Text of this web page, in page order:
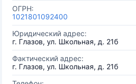
ОГРН:
1021801092400
Юридический адрес:
г. Глазов, ул. Школьная, д. 21б
Фактический адрес:
г. Глазов, ул. Школьная, д. 21б